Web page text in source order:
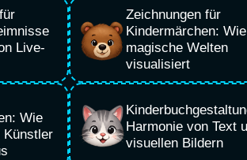
Live-
Zeichnungen für
Kindermärchen:
magische Welten
visualisiert
Wie
Künstler
Harmonie von Text
visuellen Bildern